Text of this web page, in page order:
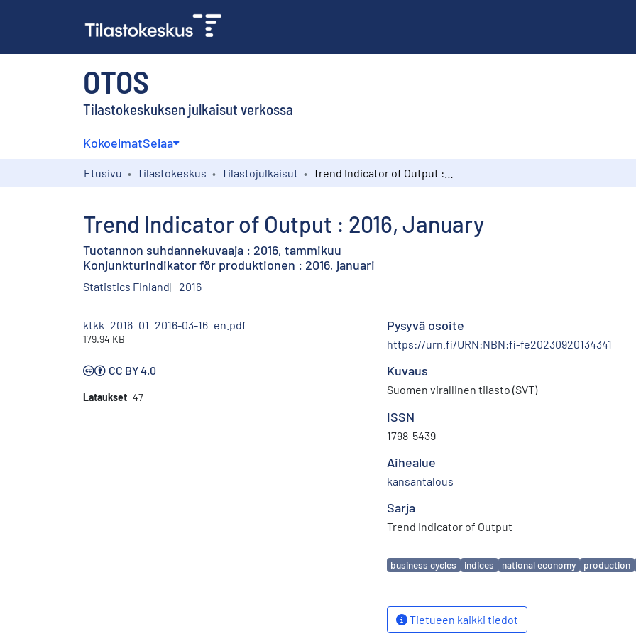
OTOS
Tilastokeskuksen julkaisut verkossa
KokoelmatSelaa
Etusivu Tilastokeskus Tilastojulkaisut
Trend Indicator of Output : 2016, January
Tuotannon suhdannekuvaaja : 2016, tammikuu
Konjunkturindikator för produktionen : 2016, januari
Statistics Finland 2016
ktkk_2016_01_2016-03-16_en.pdf
179.94 KB
CC BY 4.0
Lataukset 47
Pysyvä osoite
https://urn.fi/URN:NBN:fi-fe20230920134341
Kuvaus
Suomen virallinen tilasto (SVT)
ISSN
1798-5439
Aihealue
kansantalous
Sarja
Trend Indicator of Output
Avainsanat
business cycles indices national economy production
Tietueen kaikki tiedot